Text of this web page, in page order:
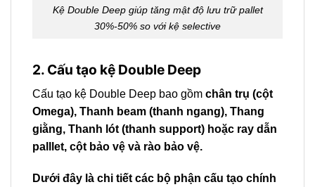
Kệ Double Deep giúp tăng mật độ lưu trữ pallet
30%-50% so với kệ selective
2. Cấu tạo kệ Double Deep
Cấu tạo kệ Double Deep bao gồm chân trụ (cột
Omega), Thanh beam (thanh ngang), Thang
giằng, Thanh lót (thanh support) hoặc ray dẫn
palllet, cột bảo vệ và rào bảo vệ.
Dưới đây là chi tiết các bộ phận cấu tạo chính